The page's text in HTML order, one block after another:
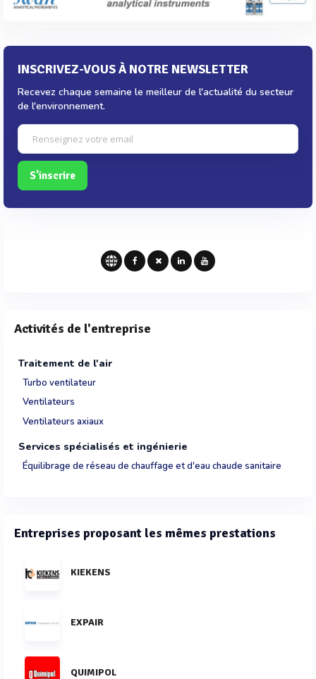
INSCRIVEZ-VOUS À NOTRE NEWSLETTER
Recevez chaque semaine le meilleur de l'actualité du secteur
de l'environnement.
S'inscrire
Activités de l'entreprise
Traitement de l'air
Turbo ventilateur
Ventilateurs
Ventilateurs axiaux
Services spécialisés et ingénierie
Équilibrage de réseau de chauffage et d'eau chaude sanitaire
Entreprises proposant les mêmes prestations
KIEKENS
EXPAIR
QUIMIPOL